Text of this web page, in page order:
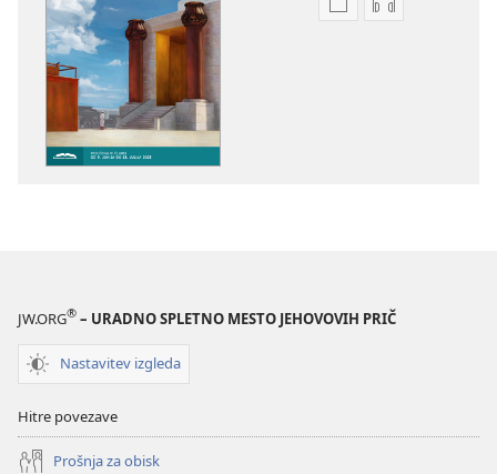
MožnostiMožnosti
JW.ORG® – URADNO SPLETNO MESTO JEHOVOVIH PRIČ
Nastavitev izgleda
Hitre povezave
Prošnja za obisk